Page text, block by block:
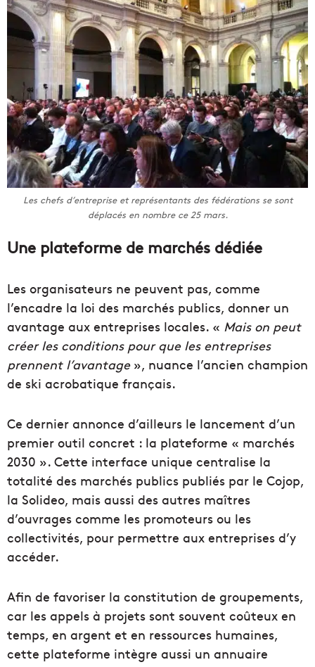
Les chefs d’entreprise et représentants des fédérations se sont
déplacés en nombre ce 25 mars.
Une plateforme de marchés dédiée
Les organisateurs ne peuvent pas, comme
l’encadre la loi des marchés publics, donner un
avantage aux entreprises locales. « Mais on peut
créer les conditions pour que les entreprises
prennent l’avantage», nuance l’ancien champion
de ski acrobatique français.
Ce dernier annonce d’ailleurs le lancement d’un
premier outil concret : la plateforme « marchés
2030 ». Cette interface unique centralise la
totalité des marchés publics publiés par le Cojop,
la Solideo, mais aussi des autres maîtres
d’ouvrages comme les promoteurs ou les
collectivités, pour permettre aux entreprises d’y
accéder.
Afin de favoriser la constitution de groupements,
car les appels à projets sont souvent coûteux en
temps, en argent et en ressources humaines,
cette plateforme intègre aussi un annuaire